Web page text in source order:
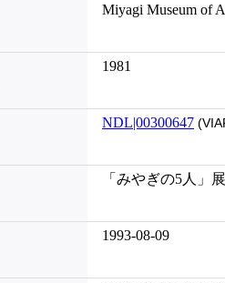
Miyagi Museum of
1981
NDL|00300647
「みやぎの5人」
1993-08-09